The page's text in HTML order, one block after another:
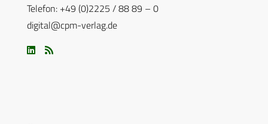
Telefon: +49 (0)2225 / 88 89 – 0
digital@cpm-verlag.de